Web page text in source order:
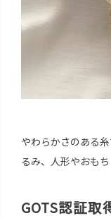
やわらかさのある
るみ、人形やおも
GOTS認証取